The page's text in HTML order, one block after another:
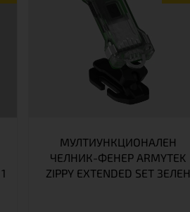
МУЛТИУНКЦИОНАЛЕН
ЧЕЛНИК-ФЕНЕР ARMYTEK
ZIPPY EXTENDED SET ЗЕЛЕН